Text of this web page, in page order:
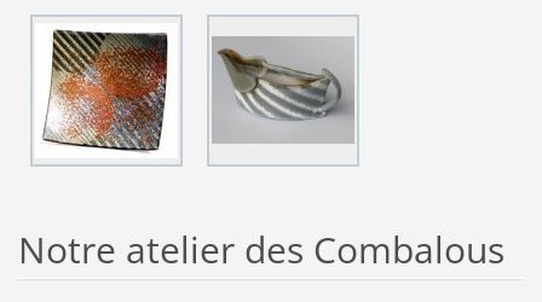
Notre atelier des Combalous